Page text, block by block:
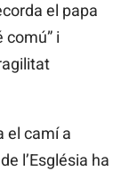
el papa
comú” i
el camí a
l’Església ha